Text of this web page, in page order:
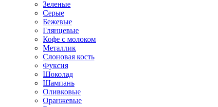
Зеленые
Серые
Бежевые
Глянцевые
Кофе с молоком
Металлик
Слоновая кость
Фуксия
Шоколад
Шампань
Оливковые
Оранжевые